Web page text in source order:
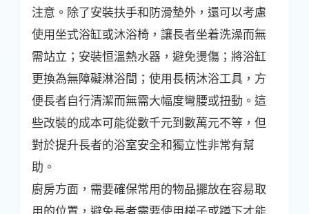
注意。除了安裝扶手和防滑墊外，還可以考慮
使用坐式浴缸或沐浴椅，讓長者坐着洗澡而無
需站立；安裝恒溫熱水器，避免燙傷；將浴缸
更換為無障礙淋浴間；使用長柄沐浴工具，方
便長者自行清潔而無需大幅度彎腰或扭動。這
些改裝的成本可能從數千元到數萬元不等，但
對於提升長者的浴室安全和獨立性非常有幫
助。
廚房方面，需要確保常用的物品擺放在容易取